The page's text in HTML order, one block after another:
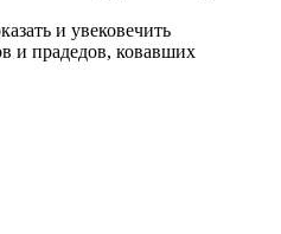
и увековечить
и прадедов, ковавших